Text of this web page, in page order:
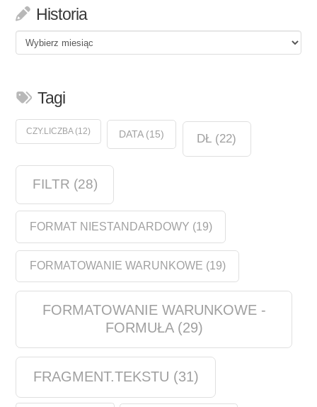
Historia
Historia
Tagi
CZY.LICZBA(12) DATA(15) DŁ (22)
FILTR (28)
FORMAT NIESTANDARDOWY (19)
FORMATOWANIE WARUNKOWE (19)
FORMATOWANIE WARUNKOWE -
FORMUŁA(29)
FRAGMENT.TEKSTU (31)